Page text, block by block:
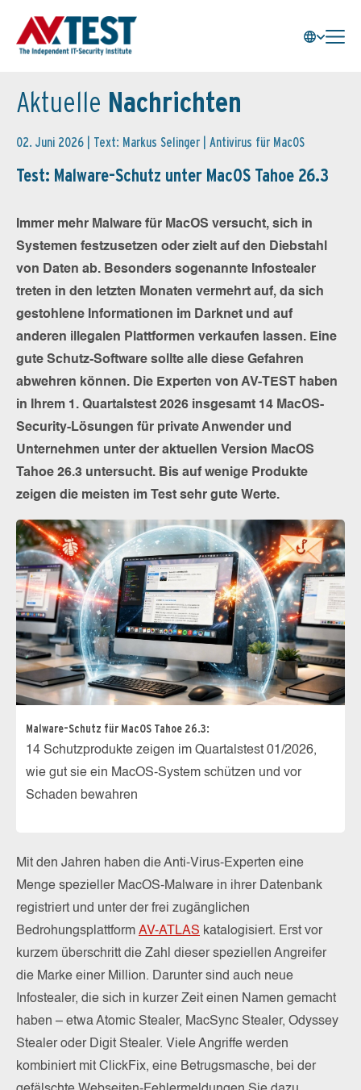
Aktuelle Nachrichten
02. Juni 2026 | Text: Markus Selinger | Antivirus für MacOS
Test: Malware-Schutz unter MacOS Tahoe 26.3
Immer mehr Malware für MacOS versucht, sich in
Systemen festzusetzen oder zielt auf den Diebstahl
von Daten ab. Besonders sogenannte Infostealer
treten in den letzten Monaten vermehrt auf, da sich
gestohlene Informationen im Darknet und auf
anderen illegalen Plattformen verkaufen lassen. Eine
gute Schutz-Software sollte alle diese Gefahren
abwehren können. Die Experten von AV-TEST haben
in Ihrem 1. Quartalstest 2026 insgesamt 14 MacOS-
Security-Lösungen für private Anwender und
Unternehmen unter der aktuellen Version MacOS
Tahoe 26.3 untersucht. Bis auf wenige Produkte
zeigen die meisten im Test sehr gute Werte.
Malware-Schutz für MacOS Tahoe 26.3:
14 Schutzprodukte zeigen im Quartalstest 01/2026,
wie gut sie ein MacOS-System schützen und vor
Schaden bewahren
Mit den Jahren haben die Anti-Virus-Experten eine
Menge spezieller MacOS-Malware in ihrer Datenbank
registriert und unter der frei zugänglichen
Bedrohungsplattform AV-ATLAS katalogisiert. Erst vor
kurzem überschritt die Zahl dieser speziellen Angreifer
die Marke einer Million. Darunter sind auch neue
Infostealer, die sich in kurzer Zeit einen Namen gemacht
haben – etwa Atomic Stealer, MacSync Stealer, Odyssey
Stealer oder Digit Stealer. Viele Angriffe werden
kombiniert mit ClickFix, eine Betrugsmasche, bei der